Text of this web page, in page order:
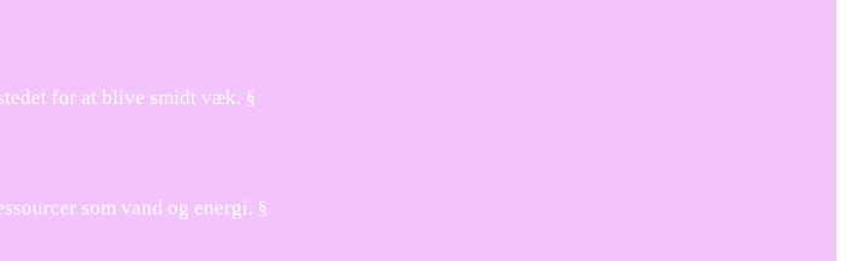
for at blive smidt væk. §
som vand og energi. §